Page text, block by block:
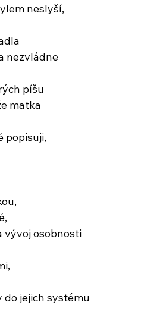
neslyší,
nezvládne
píšu
matka
popisuji,
vývoj osobnosti
jejich systému